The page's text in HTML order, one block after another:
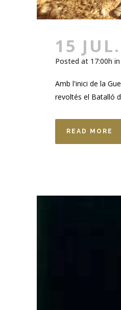
15 JUL.
Posted at 17:00h in
Amb l'inici de la
revoltés el Batalló
READ MORE